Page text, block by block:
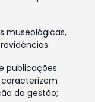
museológicas,
publicações
da gestão;